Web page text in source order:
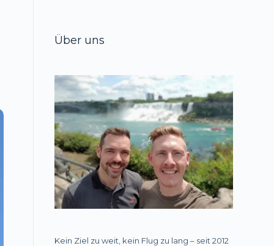
Über uns
Kein Ziel zu weit, kein Flug zu lang – seit 2012